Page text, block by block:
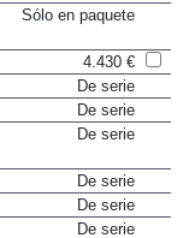
4.430 €
4.430 €
De serie
De serie
De serie
De serie